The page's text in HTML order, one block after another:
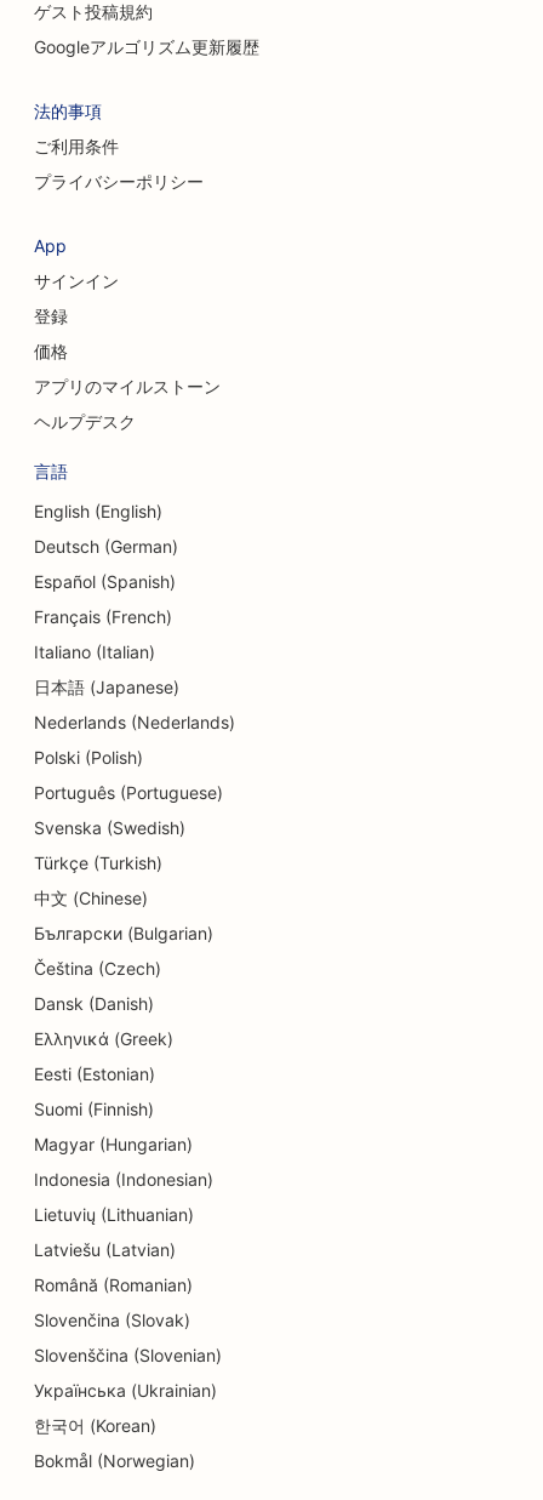
衣料品店のSEO
頭蓋顔面外科医のためのSEO対策
コーヒーショップのSEO
美容外科のためのSEO
皮膚剥離サービスのSEO
保育園向けSEO対策
カーディーラーのためのSEO
歯科医院のためのSEO
ディテールショップのためのSEO
カップケーキ店のためのSEO
教育・保育サービスのSEO
ドーナツ店のためのSEO
電気工事業者のためのSEO
家電量販店のSEO
エンジニアリング会社のためのSEO
エンターテインメントとレクリエーションのための
SEO
エスケープルームのSEO
ファーム・トゥ・テーブル・レストランのための
SEO
フェイスリフト・サービスのSEO
ゲスト投稿規約
Googleアルゴリズム更新履歴
法的事項
ご利用条件
プライバシーポリシー
App
サインイン
登録
価格
アプリのマイルストーン
ヘルプデスク
言語
English (English)
Deutsch (German)
Español (Spanish)
Français (French)
Italiano (Italian)
日本語 (Japanese)
Nederlands (Nederlands)
Polski (Polish)
Português (Portuguese)
Svenska (Swedish)
Türkçe (Turkish)
中文 (Chinese)
Български (Bulgarian)
Čeština (Czech)
Dansk (Danish)
Ελληνικά (Greek)
Eesti (Estonian)
Suomi (Finnish)
Magyar (Hungarian)
Indonesia (Indonesian)
Lietuvių (Lithuanian)
Latviešu (Latvian)
Română (Romanian)
Slovenčina (Slovak)
Slovenščina (Slovenian)
Українська (Ukrainian)
한국어 (Korean)
Bokmål (Norwegian)